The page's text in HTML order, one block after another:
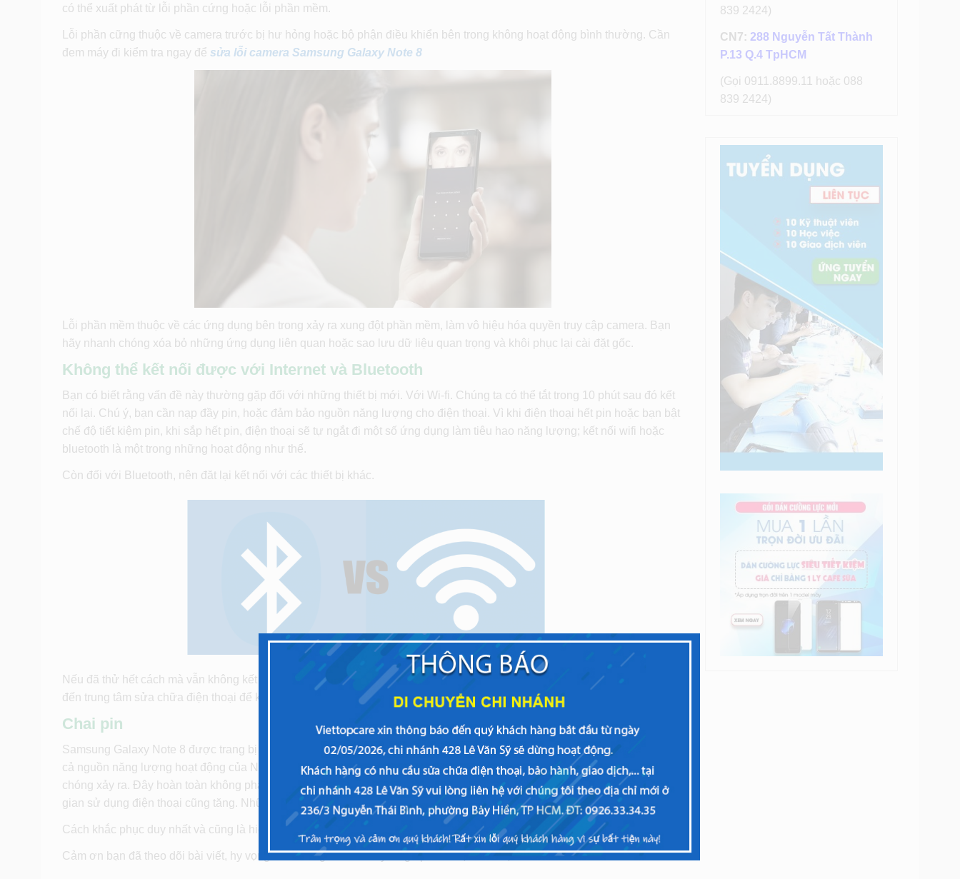
có thể xuất phát từ lỗi phần cứng hoặc lỗi phần mềm.
Lỗi phần cững thuộc về camera trước bị hư hỏng hoặc bộ phận điều khiển bên trong không hoạt động bình thường. Cần
đem máy đi kiểm tra ngay để sửa lỗi camera Samsung Galaxy Note 8
Lỗi phần mềm thuộc về các ứng dụng bên trong xảy ra xung đột phần mềm, làm vô hiệu hóa quyền truy cập camera. Bạn
hãy nhanh chóng xóa bỏ những ứng dụng liên quan hoặc sao lưu dữ liệu quan trọng và khôi phục lại cài đặt gốc.
Không thể kết nối được với Internet và Bluetooth
Bạn có biết rằng vấn đề này thường gặp đối với những thiết bị mới. Với Wi-fi. Chúng ta có thể tắt trong 10 phút sau đó kết
nối lại. Chú ý, bạn cần nạp đầy pin, hoặc đảm bảo nguồn năng lượng cho điện thoại. Vì khi điện thoại hết pin hoặc bạn bật
chế độ tiết kiệm pin, khi sắp hết pin, điện thoại sẽ tự ngắt đi một số ứng dụng làm tiêu hao năng lượng; kết nối wifi hoặc
bluetooth là một trong những hoạt động như thế.
Còn đối với Bluetooth, nên đăt lại kết nối với các thiết bị khác.
Nếu đã thử hết cách mà vẫn không kết nối được, có lẽ bộ phận IC wifi hoặc bluetooth đã bị hỏng rồi. Bạn nên mang máy
đến trung tâm sửa chữa điện thoại để kiểm tra nhé.
Chai pin
Samsung Galaxy Note 8 được trang bị viên pin có dung lượng 3300 mAh, kèm tính năng sạc nhanh. Viên pin “gồng gánh”
cả nguồn năng lượng hoạt động của Note 8, sau thời gian sử dung nhất định, hiện tượngchai pin, hao hụt pin nhanh
chóng xảy ra. Đây hoàn toàn không phải là điều quá khác lạ, bởi khi được tích hợp nhiều công dụng, tính năng thì thời
gian sử dụng điện thoại cũng tăng. Những hư hại xảy ra với pin là điều khó tránh khỏi.
Cách khắc phục duy nhất và cũng là hiệu quả nhất là thay thế viên pin mới cho Note 8 của bạn nhé.
Cảm ơn bạn đã theo dõi bài viết, hy vọng với những chia sẽ này sẽ giúp ích được cho bạn.
839 2424)
CN7: 288 Nguyễn Tất Thành
P.13 Q.4 TpHCM
(Gọi 0911.8899.11 hoặc 088
839 2424)